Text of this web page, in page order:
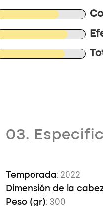
03.
Temporada: 2022
Dimensión de la
Peso (gr): 300